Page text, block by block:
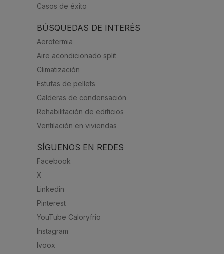
Casos de éxito
BÚSQUEDAS DE INTERÉS
Aerotermia
Aire acondicionado split
Climatización
Estufas de pellets
Calderas de condensación
Rehabilitación de edificios
Ventilación en viviendas
SÍGUENOS EN REDES
Facebook
X
Linkedin
Pinterest
YouTube Caloryfrio
Instagram
Ivoox